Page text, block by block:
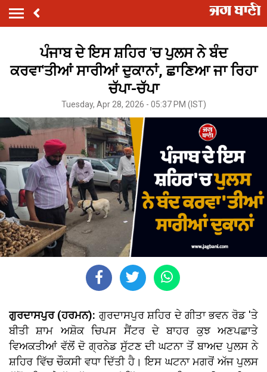
ਪੰਜਾਬ ਦੇ ਇਸ ਸ਼ਹਿਰ 'ਚ ਪੁਲਸ ਨੇ ਬੰਦ
ਕਰਵਾ'ਤੀਆਂ ਸਾਰੀਆਂ ਦੁਕਾਨਾਂ, ਛਾਣਿਆ ਜਾ ਰਿਹਾ
ਚੱਪਾ-ਚੱਪਾ
Tuesday, Apr 28, 2026 - 05:37 PM (IST)
ਗੁਰਦਾਸਪੁਰ (ਹਰਮਨ): ਗੁਰਦਾਸਪੁਰ ਸ਼ਹਿਰ ਦੇ ਗੀਤਾ ਭਵਨ ਰੋਡ 'ਤੇ
ਬੀਤੀ ਸ਼ਾਮ ਅਸ਼ੋਕ ਚਿਪਸ ਸੈਂਟਰ ਦੇ ਬਾਹਰ ਕੁਝ ਅਣਪਛਾਤੇ
ਵਿਅਕਤੀਆਂ ਵੱਲੋਂ ਦੋ ਗ੍ਰਨੇਡ ਸੁੱਟਣ ਦੀ ਘਟਨਾ ਤੋਂ ਬਾਅਦ ਪੁਲਸ ਨੇ
ਸ਼ਹਿਰ ਵਿੱਚ ਚੌਕਸੀ ਵਧਾ ਦਿੱਤੀ ਹੈ। ਇਸ ਘਟਨਾ ਮਗਰੋਂ ਅੱਜ ਪੁਲਸ